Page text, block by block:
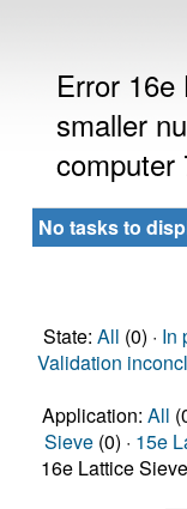
Error
smaller
computer
No tasks to
State: All (0) · In
Validation
Application: All
Sieve (0) · 15e
16e Lattice